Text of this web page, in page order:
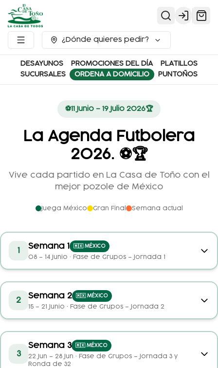
Login
¿Dónde quieres pedir?
DESAYUNOS PROMOCIONES DEL DÍA
PLATILLOS
SUCURSALES
ORDENA A DOMICILIO PUNTOÑOS
⚽11 Junio – 19 Julio 2026🏆
La Agenda Futbolera
2026. ⚽️🏆
Vive cada partido en La Casa de Toño con el
mejor pozole de México
Juega México Gran Final Semana actual
1
Semana 1 🇲🇽 MÉXICO
08 – 14 Junio · Fase de Grupos – Jornada 1
2
Semana 2 🇲🇽 MÉXICO
15 – 21 Junio · Fase de Grupos – Jornada 2
3
Semana 3 🇲🇽 MÉXICO
22 Jun – 28 Jun · Fase de Grupos – Jornada 3 y
Ronda de 32